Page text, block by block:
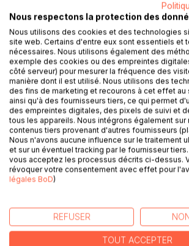
Laisser un avis
DESCRIPTION
Enseigne-nous à prier est inspiré de la
apôtre à Jésus.
Il est bien vrai que la prière fait parti de la
veut dire prière? Ces questions semblent
pour la plupart de nous y compris les
Nous respectons la protection des
Nous utilisons des cookies et des technologies
site web. Certains d'entre eux sont essentiels et
nécessaires. Nous utilisons également des
exemple des cookies ou des empreintes
côté serveur) pour mesurer la fréquence des
manière dont il est utilisé. Nous utilisons des
des fins de marketing et recourons à cet effet au
ainsi qu'à des fournisseurs tiers, ce qui permet
des empreintes digitales, des pixels de suivi et
tous les appareils. Nous intégrons également sur
contenus tiers provenant d'autres fournisseurs
Nous n'avons aucune influence sur le traitement
et sur un éventuel tracking par le fournisseur
vous acceptez les processus décrits ci-dessus.
révoquer votre consentement avec effet pour
légales BoD)
REFUSER
TOUT ACCEPTER